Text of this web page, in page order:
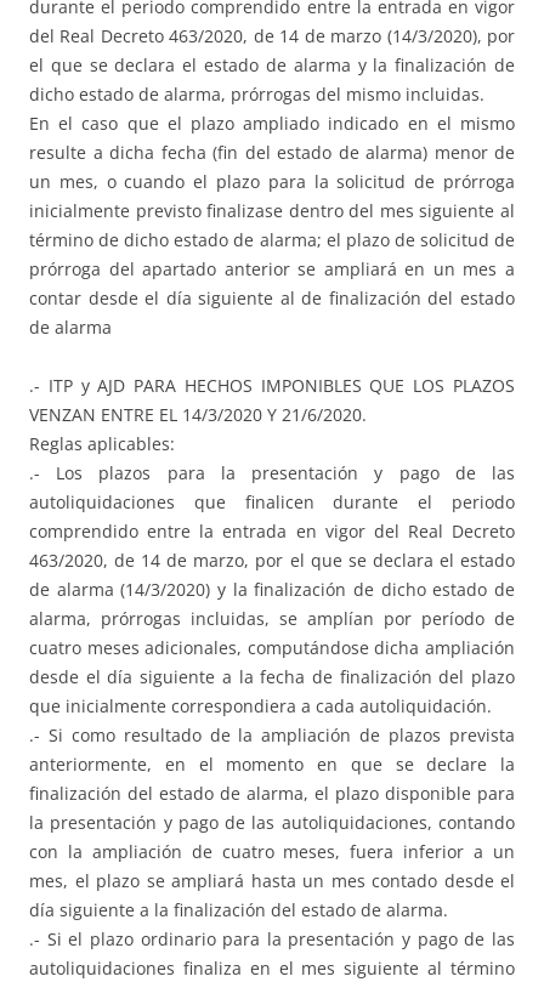
durante el periodo comprendido entre la entrada en vigor
del Real Decreto 463/2020, de 14 de marzo (14/3/2020), por
el que se declara el estado de alarma y la finalización de
dicho estado de alarma, prórrogas del mismo incluidas.
En el caso que el plazo ampliado indicado en el mismo
resulte a dicha fecha (fin del estado de alarma) menor de
un mes, o cuando el plazo para la solicitud de prórroga
inicialmente previsto finalizase dentro del mes siguiente al
término de dicho estado de alarma; el plazo de solicitud de
prórroga del apartado anterior se ampliará en un mes a
contar desde el día siguiente al de finalización del estado
de alarma
.- ITP y AJD PARA HECHOS IMPONIBLES QUE LOS PLAZOS
VENZAN ENTRE EL 14/3/2020 Y 21/6/2020.
Reglas aplicables:
.- Los plazos para la presentación y pago de las
autoliquidaciones que finalicen durante el periodo
comprendido entre la entrada en vigor del Real Decreto
463/2020, de 14 de marzo, por el que se declara el estado
de alarma (14/3/2020) y la finalización de dicho estado de
alarma, prórrogas incluidas, se amplían por período de
cuatro meses adicionales, computándose dicha ampliación
desde el día siguiente a la fecha de finalización del plazo
que inicialmente correspondiera a cada autoliquidación.
.- Si como resultado de la ampliación de plazos prevista
anteriormente, en el momento en que se declare la
finalización del estado de alarma, el plazo disponible para
la presentación y pago de las autoliquidaciones, contando
con la ampliación de cuatro meses, fuera inferior a un
mes, el plazo se ampliará hasta un mes contado desde el
día siguiente a la finalización del estado de alarma.
.- Si el plazo ordinario para la presentación y pago de las
autoliquidaciones finaliza en el mes siguiente al término